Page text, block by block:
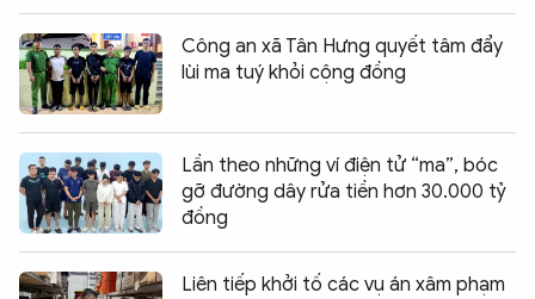
Công an xã Tân Hưng quyết tâm đẩy
lùi ma tuý khỏi cộng đồng
Lần theo những ví điện tử “ma”, bóc
gỡ đường dây rửa tiền hơn 30.000 tỷ
đồng
Liên tiếp khởi tố các vụ án xâm phạm